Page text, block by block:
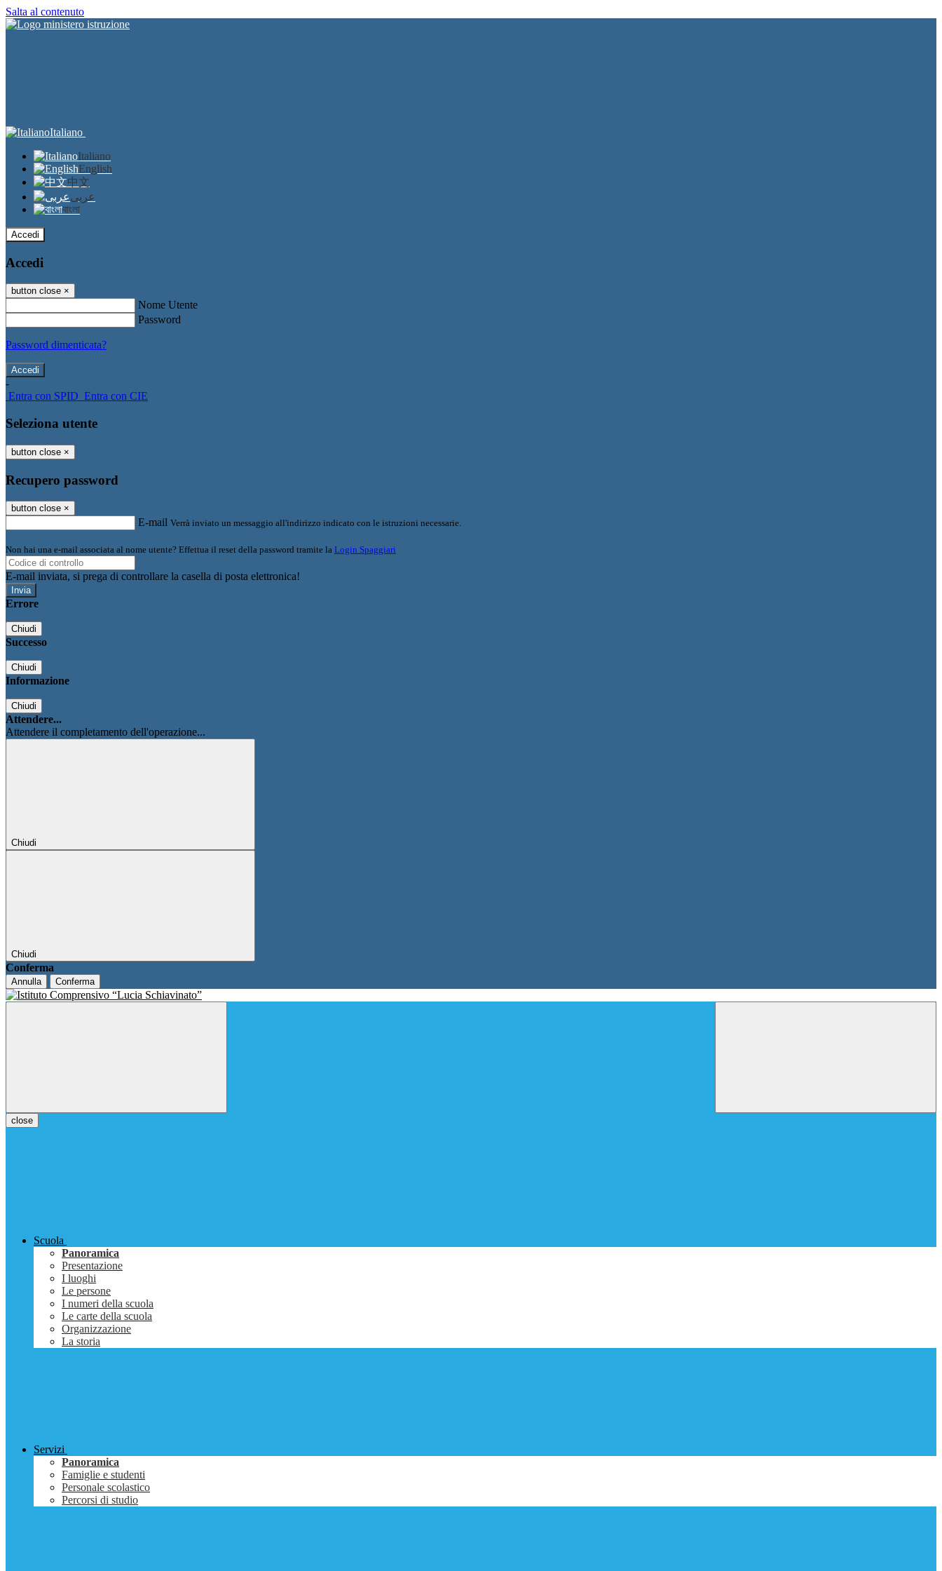
Salta al contenuto
Italiano
Italiano
English
中文
عربى
বাংলা
Accedi
Accedi
button close ×
Nome Utente
Password
Password dimenticata?
-
Entra con SPID Entra con CIE
Seleziona utente
button close ×
Recupero password
button close ×
E-mail Verrà inviato un messaggio all'indirizzo indicato con le istruzioni necessarie.
Non hai una e-mail associata al nome utente? Effettua il reset della password tramite la Login Spaggiari
E-mail inviata, si prega di controllare la casella di posta elettronica!
Errore
Chiudi
Successo
Chiudi
Informazione
Chiudi
Attendere...
Attendere il completamento dell'operazione...
Chiudi
Chiudi
Conferma
Annulla Conferma
close
Scuola
Panoramica
Presentazione
I luoghi
Le persone
I numeri della scuola
Le carte della scuola
Organizzazione
La storia
Servizi
Panoramica
Famiglie e studenti
Personale scolastico
Percorsi di studio